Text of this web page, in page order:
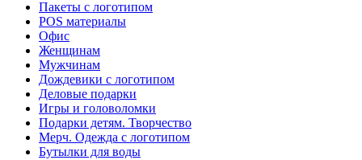
Пакеты с логотипом
POS материалы
Офис
Женщинам
Мужчинам
Дождевики с логотипом
Деловые подарки
Игры и головоломки
Подарки детям. Творчество
Мерч. Одежда с логотипом
Бутылки для воды